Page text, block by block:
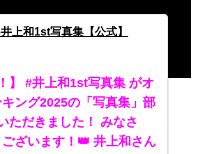
上和1st写真集【公式】
】 #井上和1st写真集 がオ
キング2025の「写真集」部
ただきました！ みなさ
ざいます！👑 井上和さん